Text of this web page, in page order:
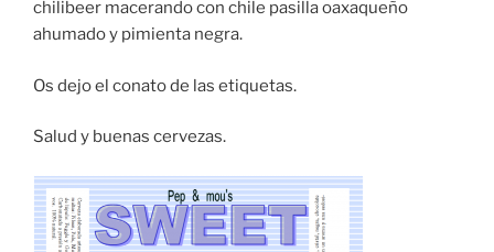
chilibeer macerando con chile pasilla oaxaqueño
ahumado y pimienta negra.
Os dejo el conato de las etiquetas.
Salud y buenas cervezas.